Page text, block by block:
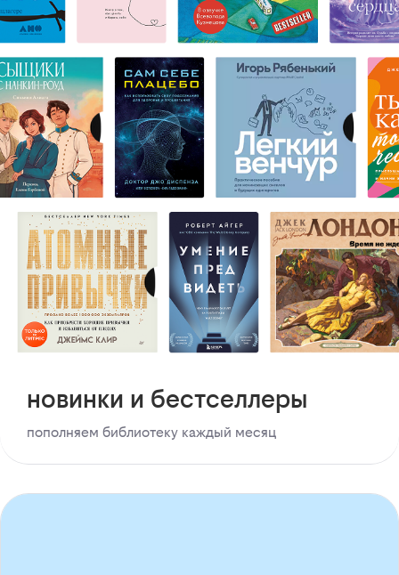
новинки и бестселлеры
пополняем библиотеку каждый месяц